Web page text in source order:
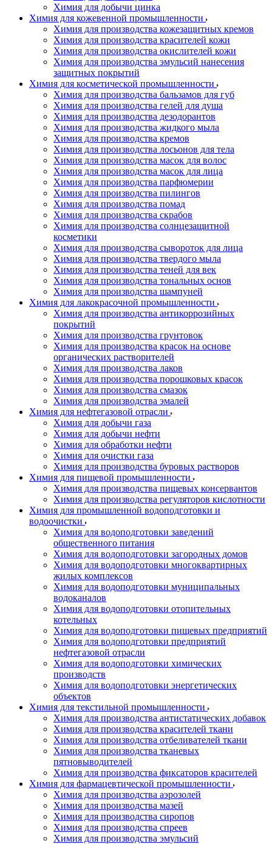
Химия для добычи цинка
Химия для кожевенной промышленности
Химия для производства кожезащитных кремов
Химия для производства красителей кожи
Химия для производства окислителей кожи
Химия для производства эмульсий нанесения
защитных покрытий
Химия для косметической промышленности
Химия для производства бальзамов для губ
Химия для производства гелей для душа
Химия для производства дезодорантов
Химия для производства жидкого мыла
Химия для производства кремов
Химия для производства лосьонов для тела
Химия для производства масок для волос
Химия для производства масок для лица
Химия для производства парфюмерии
Химия для производства пилингов
Химия для производства помад
Химия для производства скрабов
Химия для производства солнцезащитной
косметики
Химия для производства сывороток для лица
Химия для производства твердого мыла
Химия для производства теней для век
Химия для производства тональных основ
Химия для производства шампуней
Химия для лакокрасочной промышленности
Химия для производства антикоррозийных
покрытий
Химия для производства грунтовок
Химия для производства красок на основе
органических растворителей
Химия для производства лаков
Химия для производства порошковых красок
Химия для производства смазок
Химия для производства эмалей
Химия для нефтегазовой отрасли
Химия для добычи газа
Химия для добычи нефти
Химия для обработки нефти
Химия для очистки газа
Химия для производства буровых растворов
Химия для пищевой промышленности
Химия для производства пищевых консервантов
Химия для производства регуляторов кислотности
Химия для промышленной водоподготовки и
водоочистки
Химия для водоподготовки заведений
общественного питания
Химия для водоподготовки загородных домов
Химия для водоподготовки многоквартирных
жилых комплексов
Химия для водоподготовки муниципальных
водоканалов
Химия для водоподготовки отопительных
котельных
Химия для водоподготовки пищевых предприятий
Химия для водоподготовки предприятий
нефтегазовой отрасли
Химия для водоподготовки химических
производств
Химия для водоподготовки энергетических
объектов
Химия для текстильной промышленности
Химия для производства антистатических добавок
Химия для производства красителей ткани
Химия для производства отбеливателей ткани
Химия для производства тканевых
пятновыводителей
Химия для производства фиксаторов красителей
Химия для фармацевтической промышленности
Химия для производства аэрозолей
Химия для производства мазей
Химия для производства сиропов
Химия для производства спреев
Химия для производства эмульсий